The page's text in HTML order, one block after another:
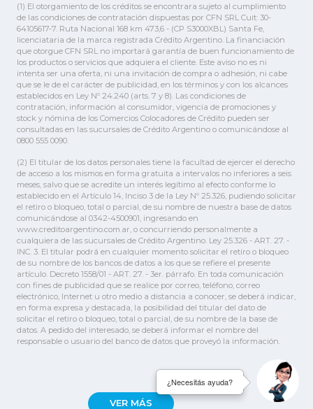
(1) El otorgamiento de los créditos se encontrara sujeto al cumplimiento
de las condiciones de contratación dispuestas por CFN SRL Cuit: 30-
64105617-7. Ruta Nacional 168 km 473,6 - (CP S3000XBL) Santa Fe,
licenciataria de la marca registrada Crédito Argentino. La financiación
que otorgue CFN SRL no importará garantía de buen funcionamiento de
los productos o servicios que adquiera el cliente. Este aviso no es ni
intenta ser una oferta, ni una invitación de compra o adhesión, ni cabe
que se le de el carácter de publicidad, en los términos y con los alcances
establecidos en Ley Nº 24.240 (arts. 7 y 8). Las condiciones de
contratación, información al consumidor, vigencia de promociones y
stock y nómina de los Comercios Colocadores de Crédito pueden ser
consultadas en las sucursales de Crédito Argentino o comunicándose al
0800 555 0090.
(2) El titular de los datos personales tiene la facultad de ejercer el derecho
de acceso a los mismos en forma gratuita a intervalos no inferiores a seis
meses, salvo que se acredite un interés legítimo al efecto conforme lo
establecido en el Artículo 14, Inciso 3 de la Ley Nº 25.326, pudiendo solicitar
el retiro o bloqueo, total o parcial, de su nombre de nuestra base de datos
comunicándose al 0342-4500901, ingresando en
www.creditoargentino.com.ar, o concurriendo personalmente a
cualquiera de las sucursales de Crédito Argentino. Ley 25.326 - ART. 27. -
INC. 3. El titular podrá en cualquier momento solicitar el retiro o bloqueo
de su nombre de los bancos de datos a los que se refiere el presente
artículo. Decreto 1558/01 - ART. 27. - 3er. párrafo. En toda comunicación
con fines de publicidad que se realice por correo, teléfono, correo
electrónico, Internet u otro medio a distancia a conocer, se deberá indicar,
en forma expresa y destacada, la posibilidad del titular del dato de
solicitar el retiro o bloqueo, total o parcial, de su nombre de la base de
datos. A pedido del interesado, se deberá informar el nombre del
responsable o usuario del banco de datos que proveyó la información.
VER MÁS
¿Necesitás ayuda?